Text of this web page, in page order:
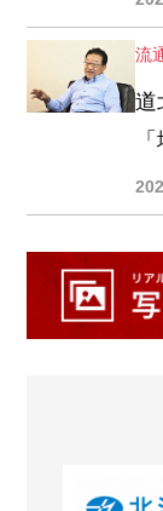
の
流
道
物
ェ